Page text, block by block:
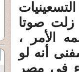
صوتا
الأمر ،
أنه لو
فى مصر